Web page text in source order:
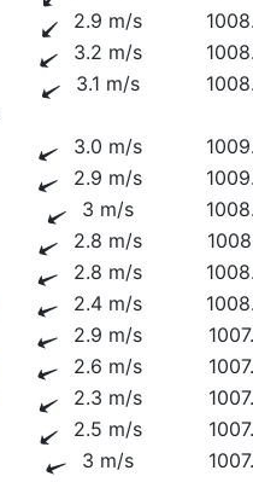
2.9 m/s
3.2 m/s
3.1 m/s
3.0 m/s
2.9 m/s
3 m/s
2.8 m/s
2.8 m/s
2.4 m/s
2.9 m/s
2.6 m/s
2.3 m/s
2.5 m/s
3 m/s